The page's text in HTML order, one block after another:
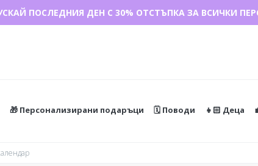
ПОСЛЕДНИЯ ДЕН С 30% ОТСТЪПКА ЗА ВСИЧКИ
🎁 Персонализирани подаръци 🗓️ Поводи 👧🏻 Деца